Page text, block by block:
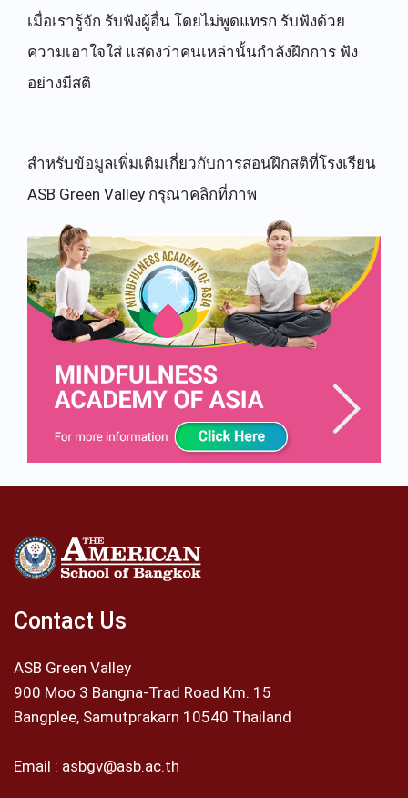
เมื่อเรารู้จัก รับฟังผู้อื่น โดยไม่พูดแทรก รับฟังด้วย
ความเอาใจใส่ แสดงว่าคนเหล่านั้นกำลังฝึกการ ฟัง
อย่างมีสติ
สำหรับข้อมูลเพิ่มเติมเกี่ยวกับการสอนฝึกสติที่โรงเรียน
ASB Green Valley กรุณาคลิกที่ภาพ
Contact Us
ASB Green Valley
900 Moo 3 Bangna-Trad Road Km. 15
Bangplee, Samutprakarn 10540 Thailand
Email : asbgv@asb.ac.th